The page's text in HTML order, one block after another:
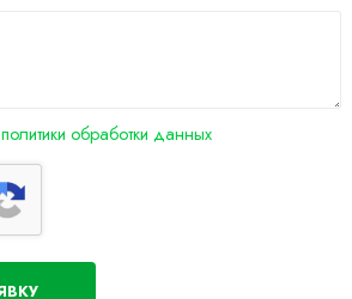
политики обработки данных